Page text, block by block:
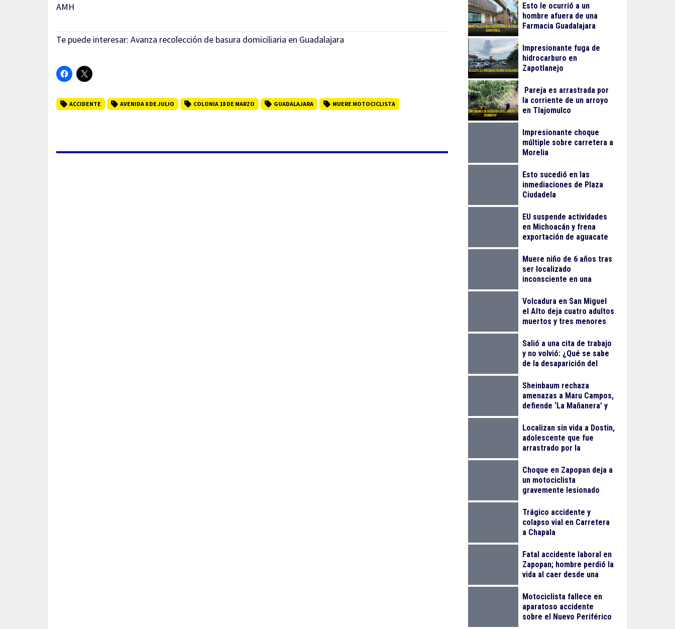
AMH
Te puede interesar: Avanza recolección de basura domiciliaria en Guadalajara
ACCIDENTE AVENIDA 8 DE JULIO COLONIA 18 DE MARZO GUADALAJARA MUERE MOTOCICLISTA
Esto le ocurrió a un
hombre afuera de una
Farmacia Guadalajara
Impresionante fuga de
hidrocarburo en
Zapotlanejo
Pareja es arrastrada por
la corriente de un arroyo
en Tlajomulco
Impresionante choque
múltiple sobre carretera a
Morelia
Esto sucedió en las
inmediaciones de Plaza
Ciudadela
EU suspende actividades
en Michoacán y frena
exportación de aguacate
Muere niño de 6 años tras
ser localizado
inconsciente en una
Volcadura en San Miguel
el Alto deja cuatro adultos
muertos y tres menores
Salió a una cita de trabajo
y no volvió: ¿Qué se sabe
de la desaparición del
Cabezas Talavera?
Sheinbaum rechaza
amenazas a Maru Campos,
defiende ‘La Mañanera’ y
de Reforestación
Localizan sin vida a Dostin,
adolescente que fue
arrastrado por la
de Oblatos
Choque en Zapopan deja a
un motociclista
gravemente lesionado
Trágico accidente y
colapso vial en Carretera
a Chapala
Fatal accidente laboral en
Zapopan; hombre perdió la
vida al caer desde una
Motociclista fallece en
aparatoso accidente
sobre el Nuevo Periférico